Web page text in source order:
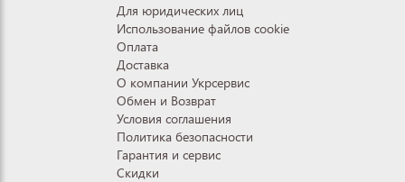
Для юридических лиц
Использование файлов cookie
Оплата
Доставка
О компании Укрсервис
Обмен и Возврат
Условия соглашения
Политика безопасности
Гарантия и сервис
Скидки